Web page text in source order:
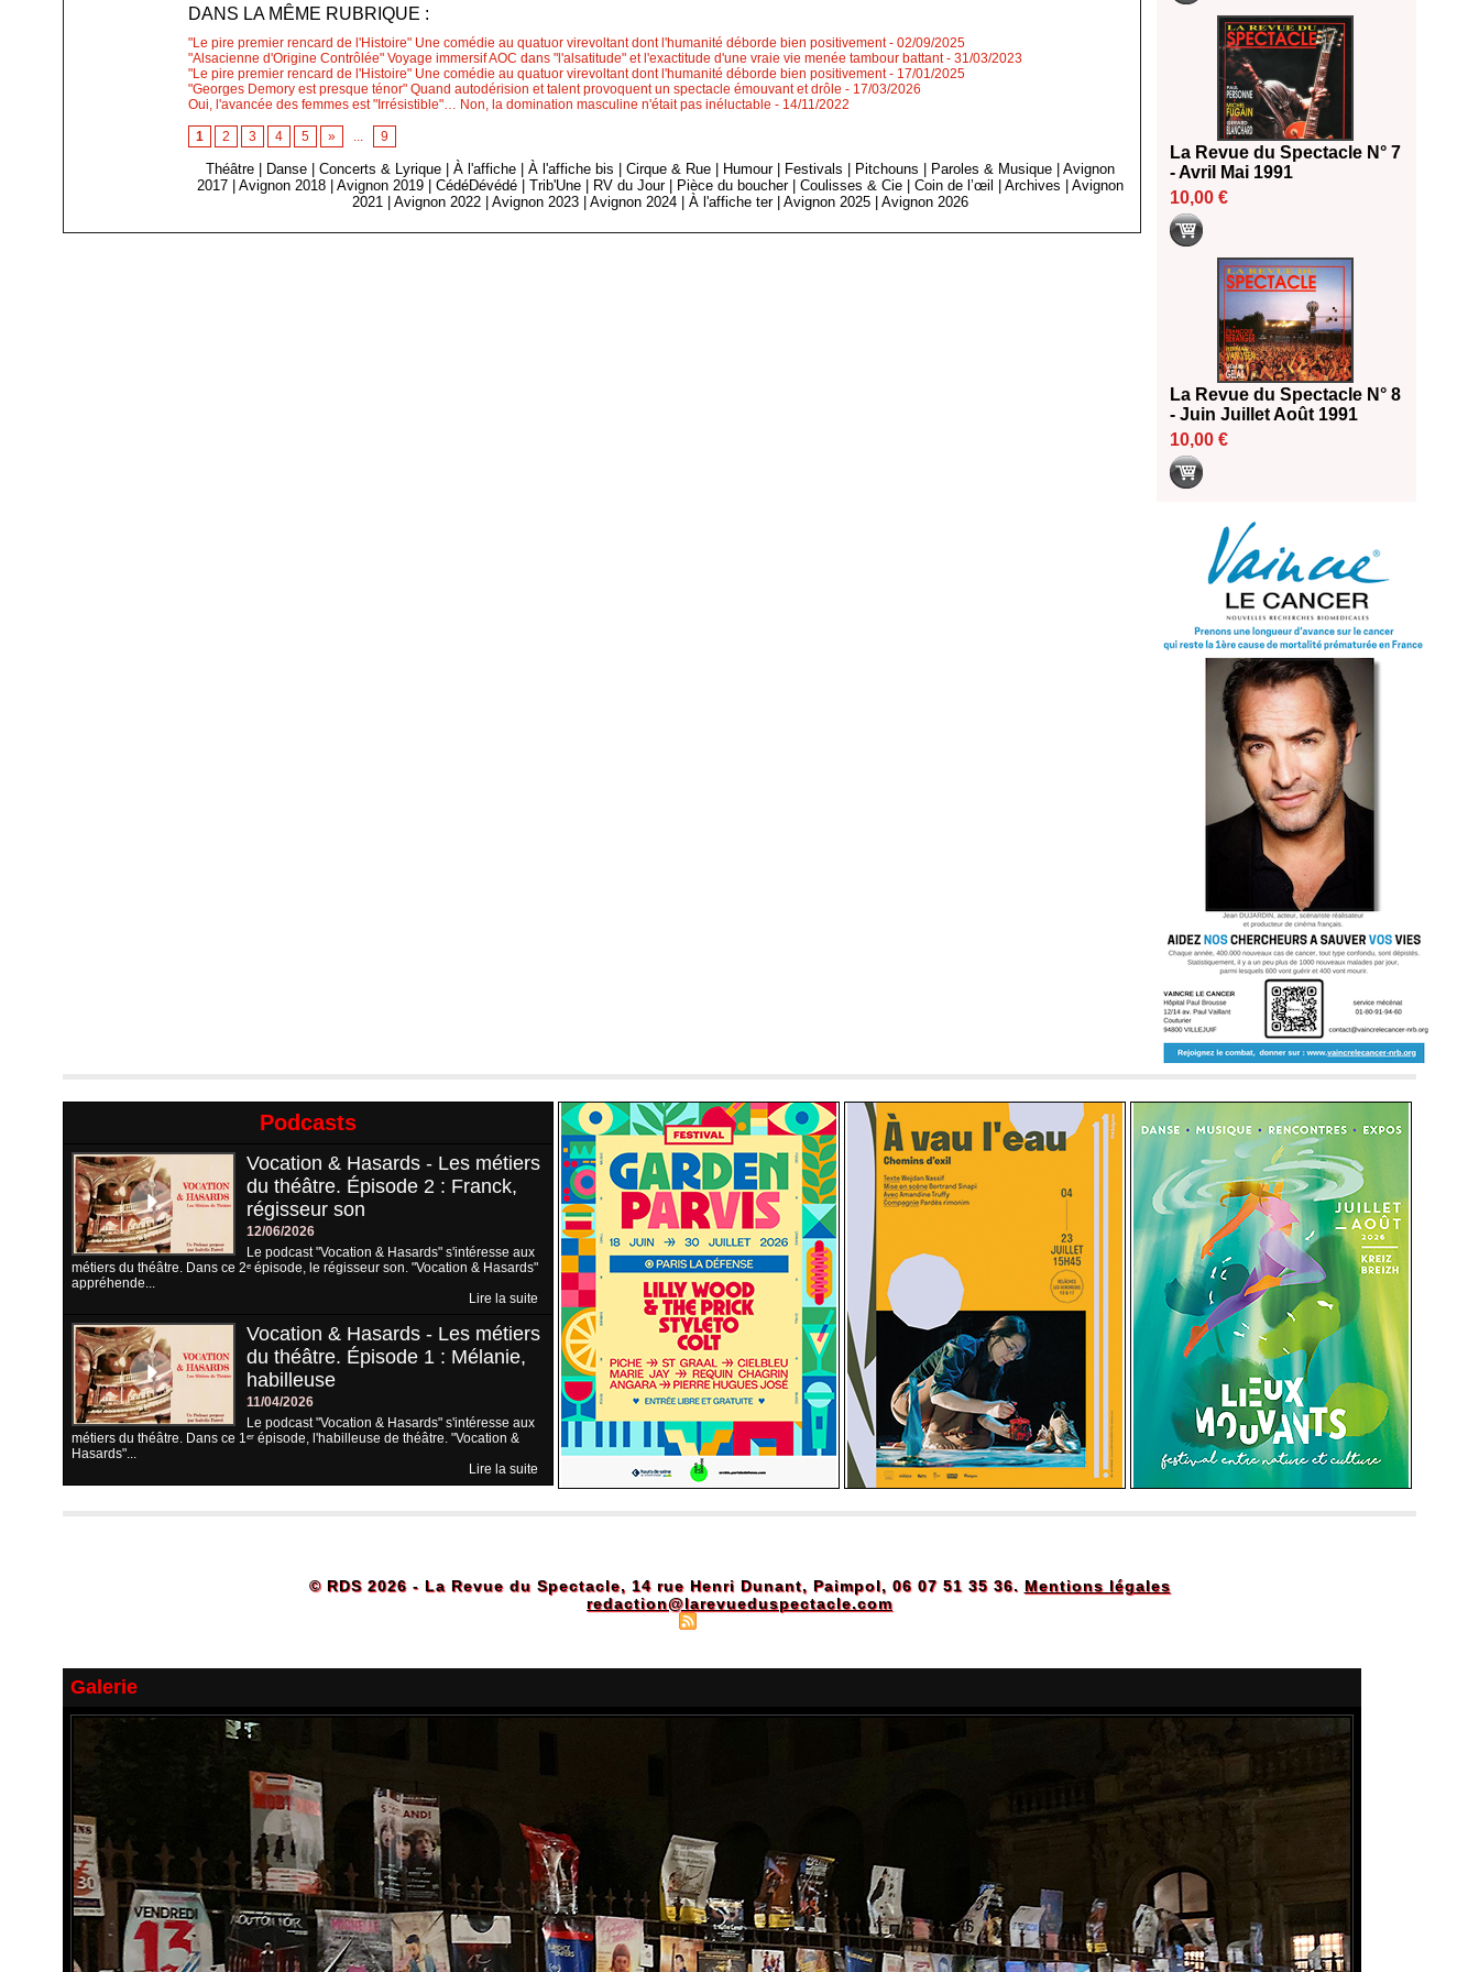
DANS LA MÊME RUBRIQUE :
"Le pire premier rencard de l'Histoire" Une comédie au quatuor virevoltant dont l'humanité déborde bien positivement - 02/09/2025
"Alsacienne d'Origine Contrôlée" Voyage immersif AOC dans "l'alsatitude" et l'exactitude d'une vraie vie menée tambour battant - 31/03/2023
"Le pire premier rencard de l'Histoire" Une comédie au quatuor virevoltant dont l'humanité déborde bien positivement - 17/01/2025
"Georges Demory est presque ténor" Quand autodérision et talent provoquent un spectacle émouvant et drôle - 17/03/2026
Oui, l'avancée des femmes est "Irrésistible"… Non, la domination masculine n'était pas inéluctable - 14/11/2022
1 2 3 4 5 » ... 9
Théâtre Danse |Concerts & Lyrique |À l'affiche |À l'affiche bis |Cirque & Rue Humour Festivals Pitchouns Paroles & Musique |Avignon
2017
|Avignon 2018 |Avignon 2019 |CédéDévédé |Trib'Une RV du Jour Pièce du boucher |Coulisses & Cie |Coin de l’œil |Archives |Avignon
2021
|Avignon 2022 |Avignon 2023 |Avignon 2024 |À l'affiche ter |Avignon 2025 |Avignon 2026
La Revue du Spectacle N° 7
- Avril Mai 1991
10,00 €
La Revue du Spectacle N° 8
- Juin Juillet Août 1991
10,00 €
Podcasts
Vocation & Hasards - Les métiers
du théâtre. Épisode 2 : Franck,
régisseur son
12/06/2026
Le podcast "Vocation & Hasards" s'intéresse aux
métiers du théâtre. Dans ce 2ᵉ épisode, le régisseur son. "Vocation & Hasards"
appréhende...
Lire la suite
Vocation & Hasards - Les métiers
du théâtre. Épisode 1 : Mélanie,
habilleuse
11/04/2026
Le podcast "Vocation & Hasards" s'intéresse aux
métiers du théâtre. Dans ce 1ᵉʳ épisode, l'habilleuse de théâtre. "Vocation &
Hasards"...
Lire la suite
© RDS 2026 - La Revue du Spectacle, 14 rue Henri Dunant, Paimpol, 06 07 51 35 36. Mentions légales
redaction@larevueduspectacle.com
Galerie